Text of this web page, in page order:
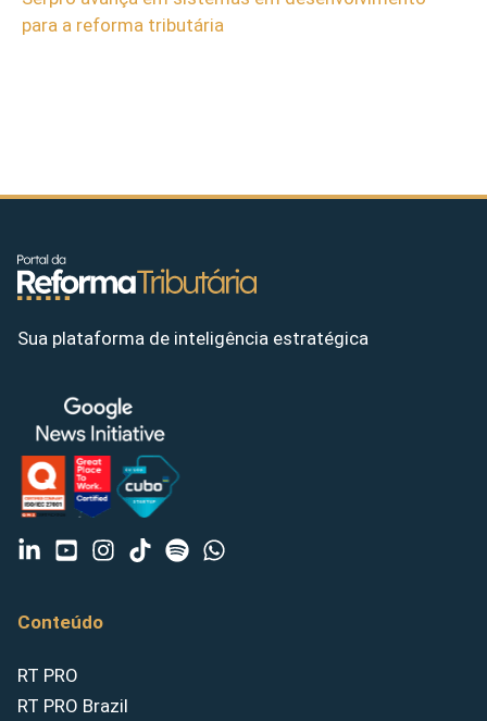
para a reforma tributária
Sua plataforma de inteligência estratégica
Conteúdo
RT PRO
RT PRO Brazil